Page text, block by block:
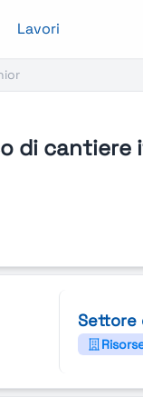
Lavori
di cantiere
Settore